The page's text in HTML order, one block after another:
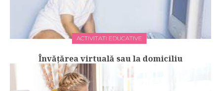
ACTIVITATI EDUCATIVE
Învățărea virtuală sau la domiciliu